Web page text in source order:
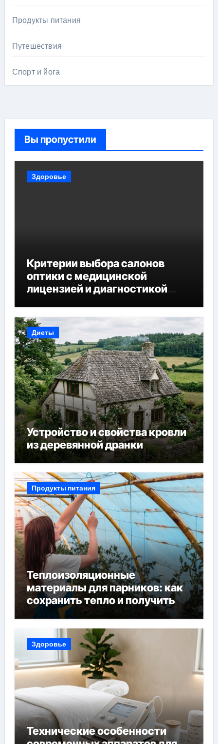
Продукты питания
Путешествия
Спорт и йога
Вы пропустили
Здоровье
Критерии выбора салонов
оптики с медицинской
лицензией и диагностикой
Диеты
Устройство и свойства кровли
из деревянной дранки
Продукты питания
Теплоизоляционные
материалы для парников: как
сохранить тепло и получить
богатый урожай
Здоровье
Технические особенности